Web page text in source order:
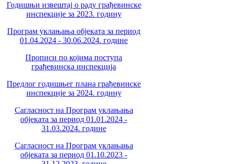
Годишњи извештај о раду грађевинске
инспекције за 2023. годину
Програм уклањања објеката за период
01.04.2024 - 30.06.2024. године
Прописи по којима поступа
грађевинска инспекција
Предлог годишњег плана грађевинске
инспекције за 2024. годину
Сагласност на Програм уклањања
објеката за период 01.01.2024 -
31.03.2024. године
Сагласност на Програм уклањања
објеката за период 01.10.2023 -